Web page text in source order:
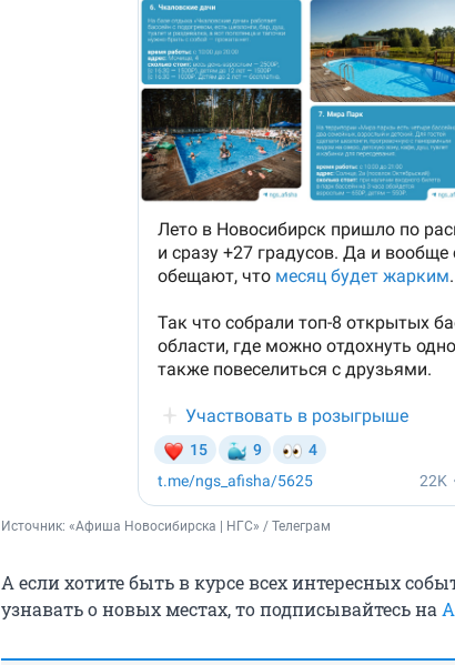
Источник: «Афиша Новосибирска | НГС» / Телеграм
А если хотите быть в курсе всех интересных
узнавать о новых местах, то подписывайтесь на